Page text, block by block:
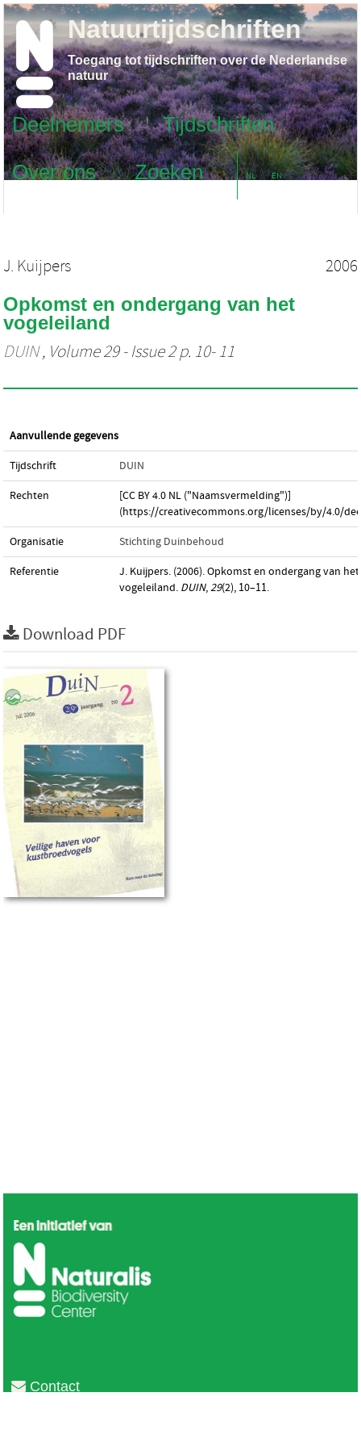
Deelnemers
Tijdschriften
Over ons
Zoeken NL EN
Natuurtijdschriften
Toegang tot tijdschriften over de Nederlandse
natuur
J. Kuijpers 2006
Opkomst en ondergang van het
vogeleiland
DUIN, Volume 29 - Issue 2 p. 10- 11
Aanvullende gegevens
Tijdschrift DUIN
Rechten
[CC BY 4.0 NL ("Naamsvermelding")]
(https://creativecommons.org/licenses/by/4.0/
Organisatie Stichting Duinbehoud
Referentie
J. Kuijpers. (2006). Opkomst en ondergang van het
vogeleiland. DUIN,29(2), 10–11.
Download PDF
Contact